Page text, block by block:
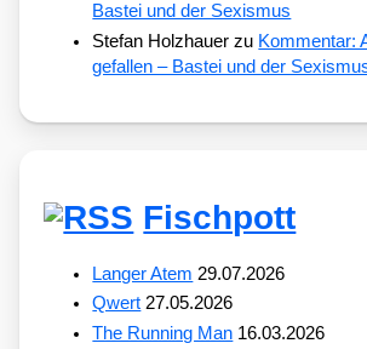
Bastei und der Sexismus
Stefan Holzhauer zu Kommentar:
gefallen – Bastei und der
Fischpott
Langer Atem 29.07.2026
Qwert 27.05.2026
The Running Man 16.03.2026